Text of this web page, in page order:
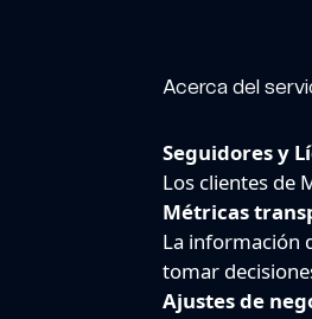
Acerca del
Seguidores y
Los clientes de
Métricas
La información
tomar
Ajustes de